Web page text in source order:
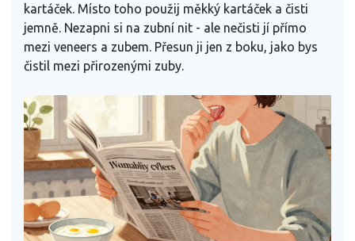
kartáček. Místo toho použij měkký kartáček a čisti
jemně. Nezapni si na zubní nit - ale nečisti jí přímo
mezi veneers a zubem. Přesun ji jen z boku, jako bys
čistil mezi přirozenými zuby.